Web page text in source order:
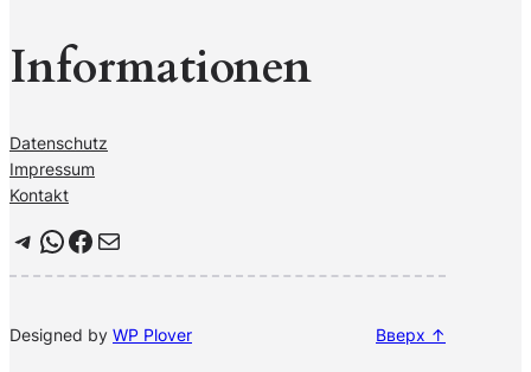
Informationen
Datenschutz
Impressum
Kontakt
Telegram WhatsApp Facebook Почта
Designed by WP Plover Вверх ↑